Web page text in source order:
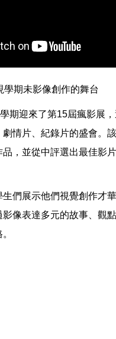
期未影像創作的舞台
期迎來了第15屆瘋影展
情片、紀錄片的盛會。
，並從中評選出最佳影
們展示他們視覺創作才
像表達多元的故事、觀